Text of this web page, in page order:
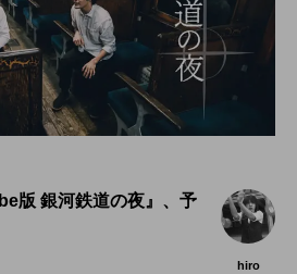
版 銀河鉄道の夜』、予
hiro